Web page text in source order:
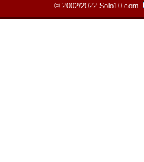
© 2002/2022 Solo10.com